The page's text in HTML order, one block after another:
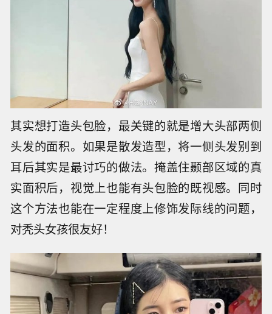
其实想打造头包脸，最关键的就是增大头部两侧
头发的面积。如果是散发造型，将一侧头发别到
耳后其实是最讨巧的做法。掩盖住颞部区域的真
实面积后，视觉上也能有头包脸的既视感。同时
这个方法也能在一定程度上修饰发际线的问题，
对秃头女孩很友好！